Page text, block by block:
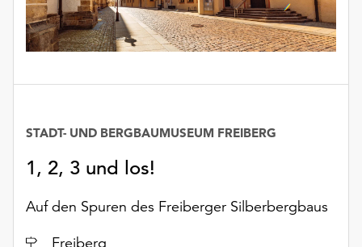
erreichen
Sie
die
über
„Auswählen“.
Weitere
finden
1, 2, 3 und los!
STADT- UND BERGBAUMUSEUM FREIBERG
Auf den Spuren des Freiberger Silberbergbaus
Ort
Freiberg